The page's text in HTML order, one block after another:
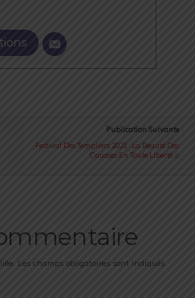
Publication Suivante
Festival Des Templiers 2021 : La Beauté Des
Causses En Toute Liberté
Les champs obligatoires sont indiqués